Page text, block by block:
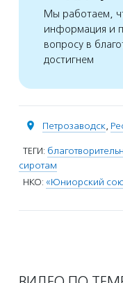
Мы работаем,
информация и
вопросу в
достигнем
Петрозаводск,
ТЕГИ:
сиротам
НКО: «Юниорский